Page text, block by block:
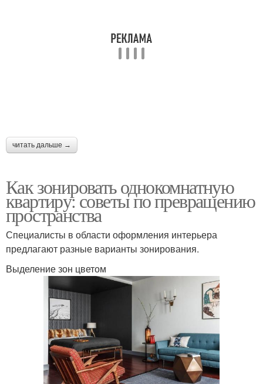
читать дальше →
Как зонировать однокомнатную
квартиру: советы по превращению
пространства
Специалисты в области оформления интерьера
предлагают разные варианты зонирования.
Выделение зон цветом